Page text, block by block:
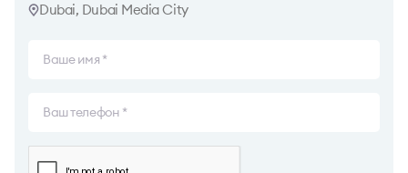
Dubai, Dubai Media City